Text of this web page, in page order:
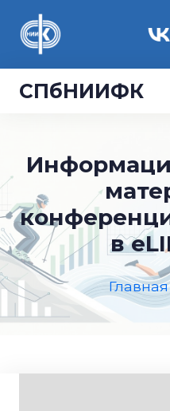
СПбНИИФК
в
Главная